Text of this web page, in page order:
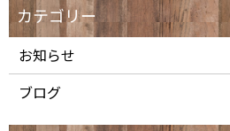
お知らせ
ブログ